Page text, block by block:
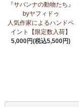
6/30：ティンガティ
名ごとに2つのカテゴ
→ 作家名 A―L
アフリカスク
ウエルネス アロマ
『サバンナの動物たち』
byヤフィドゥ
人気作家によるハンドペ
イント【限定数入荷】
5,000円(税込5,500円)